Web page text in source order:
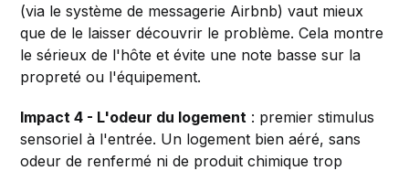
(via le système de messagerie Airbnb) vaut mieux
que de le laisser découvrir le problème. Cela montre
le sérieux de l'hôte et évite une note basse sur la
propreté ou l'équipement.
Impact 4 - L'odeur du logement : premier stimulus
sensoriel à l'entrée. Un logement bien aéré, sans
odeur de renfermé ni de produit chimique trop